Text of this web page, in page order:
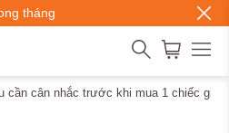
tháng
cần cân nhắc trước khi mua 1 chiếc ghế